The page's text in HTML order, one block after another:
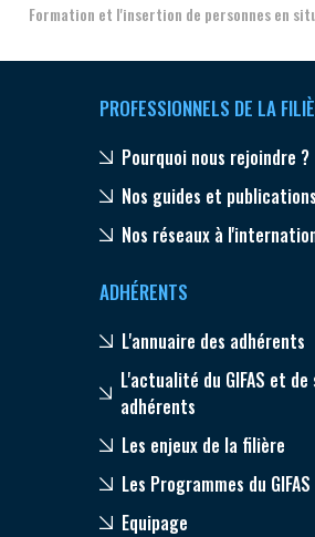
Formation et l'insertion de personnes en
PROFESSIONNELS DE LA
Pourquoi nous rejoindre ?
Nos guides et publications
Nos réseaux à
ADHÉRENTS
L'annuaire des adhérents
L'actualité du GIFAS et de
adhérents
Les enjeux de la filière
Les Programmes du GIFAS
Equipage